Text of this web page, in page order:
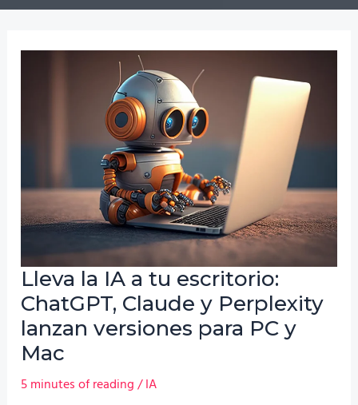
Lleva la IA a tu escritorio:
ChatGPT, Claude y Perplexity
lanzan versiones para PC y
Mac
5 minutes of reading/IA